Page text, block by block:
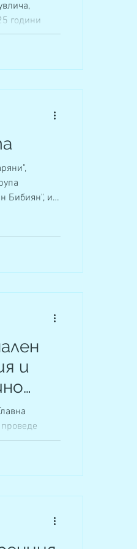
години
Загора....
Бибиян", и
и